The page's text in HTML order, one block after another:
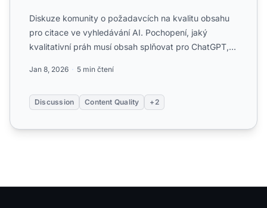
Diskuze komunity o požadavcích na kvalitu obsahu
pro citace ve vyhledávání AI. Pochopení, jaký
kvalitativní práh musí obsah splňovat pro ChatGPT,
Jan 8, 2026 5 min čtení
Discussion Content Quality +2